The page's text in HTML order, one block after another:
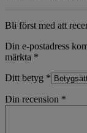
Bli först med att
Din e-postadress
märkta *
Ditt betyg *
Din recension *